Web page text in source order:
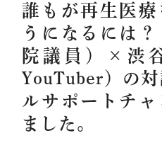
再生医療トピックス
TOPICS
お知らせ 求人
誰もが再生医療
うになるには
院議員）×渋
YouTuber）の
ルサポートチ
ました。